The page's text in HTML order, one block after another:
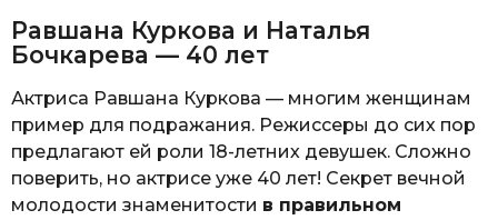
Равшана Куркова и Наталья
Бочкарева — 40 лет
Актриса Равшана Куркова — многим женщинам
пример для подражания. Режиссеры до сих пор
предлагают ей роли 18-летних девушек. Сложно
поверить, но актрисе уже 40 лет! Секрет вечной
молодости знаменитости в правильном